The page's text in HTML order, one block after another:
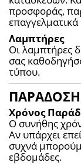
προσφοράς,
επαγγελματικά
Λαμπτήρες
Οι λαμπτήρες
σας
τύπου.
Χρόνος
Ο συνήθης
Αν υπάρχει
συχνά
εβδομάδες.